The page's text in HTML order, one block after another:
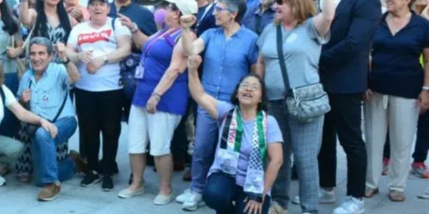
8M EN LEGANÉS: POR UNA CIUDAD DONDE NINGUNA MUJER TENGA QUE
ELEGIR OTRO CAMINO
EN LAS ESCUELAS INFANTILES SE EDUCA, NO SE GUARDA